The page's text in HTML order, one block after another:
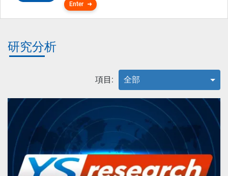
Enter
研究分析
項目: 全部